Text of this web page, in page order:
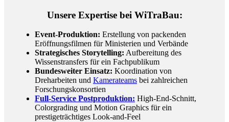
Unsere Expertise bei WiTraBau:
Event-Produktion: Erstellung von packenden
Eröffnungsfilmen für Ministerien und Verbände
Strategisches Storytelling: Aufbereitung des
Wissenstransfers für ein Fachpublikum
Bundesweiter Einsatz: Koordination von
Dreharbeiten und Kamerateams bei zahlreichen
Forschungskonsortien
Full-Service Postproduktion: High-End-Schnitt,
Colorgrading und Motion Graphics für ein
prestigeträchtiges Look-and-Feel